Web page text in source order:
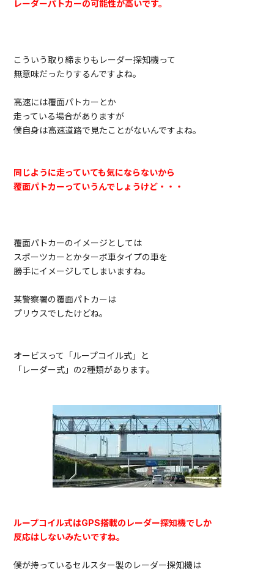
レーダーパトカーの可能性が高いです。
こういう取り締まりもレーダー探知機って
無意味だったりするんですよね。
高速には覆面パトカーとか
走っている場合がありますが
僕自身は高速道路で見たことがないんですよね。
同じように走っていても気にならないから
覆面パトカーっていうんでしょうけど・・・
覆面パトカーのイメージとしては
スポーツカーとかターボ車タイプの車を
勝手にイメージしてしまいますね。
某警察署の覆面パトカーは
プリウスでしたけどね。
オービスって「ループコイル式」と
「レーダー式」の2種類があります。
ループコイル式はGPS搭載のレーダー探知機でしか
反応はしないみたいですね。
僕が持っているセルスター製のレーダー探知機は